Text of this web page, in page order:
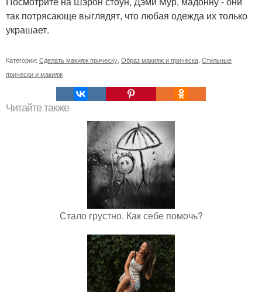
так потрясающе выглядят, что любая одежда их только
украшает.
Категории: Сделать макияж прическу Образ макияж и прическа Стильные
прически и макияж
Читайте также
Стало грустно. Как себе помочь?